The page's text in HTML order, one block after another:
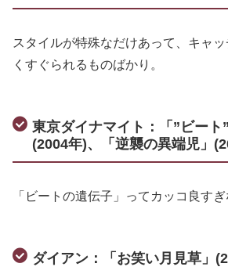
スタイルが特殊なだけあって、キャ
くすぐられるものばかり。
東京ダイナマイト：「”ビート
(2004年)、「逆襲の異端児」
「ビートの遺伝子」ってカッコ良すぎ
ダイアン：「お笑い月見草」